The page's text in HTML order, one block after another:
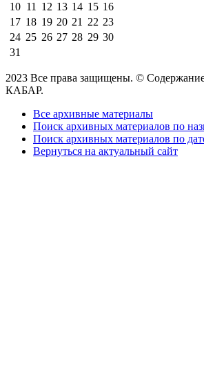
10 11 12 13 14 15 16
17 18 19 20 21 22 23
24 25 26 27 28 29 30
31
2023 Все права защищены. ©
КАБАР.
Все архивные материалы
Поиск архивных материалов по
Поиск архивных материалов по
Вернуться на актуальный сайт